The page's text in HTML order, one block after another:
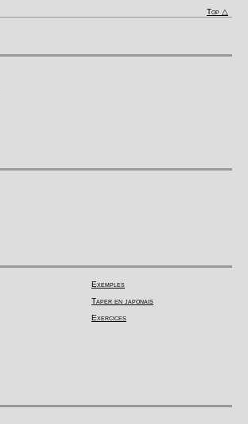
Top △
Exemples
Taper en japonais
Exercices